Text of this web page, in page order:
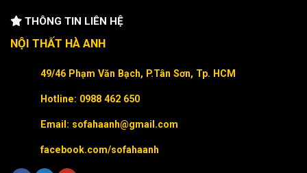
THÔNG TIN LIÊN HỆ
NỘI THẤT HÀ ANH
49/46 Phạm Văn Bạch, P.Tân Sơn, Tp. HCM
Hotline: 0988 462 650
Email: sofahaanh@gmail.com
facebook.com/sofahaanh